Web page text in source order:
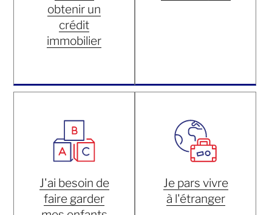
obtenir un
crédit
immobilier
J'ai besoin de
faire garder
Je pars vivre
à l'étranger